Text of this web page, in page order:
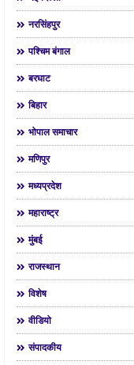
नरसिंहपुर
पश्चिम बंगाल
बरघाट
बिहार
भोपाल समाचार
मणिपुर
मध्यप्रदेश
महाराष्ट्र
मुंबई
राजस्थान
विशेष
वीडियो
संपादकीय